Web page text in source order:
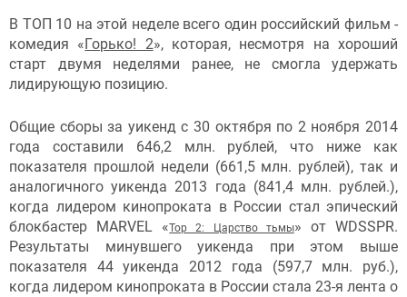
В ТОП 10 на этой неделе всего один российский фильм -
комедия «Горько! 2», которая, несмотря на хороший
старт двумя неделями ранее, не смогла удержать
лидирующую позицию.
Общие сборы за уикенд с 30 октября по 2 ноября 2014
года составили 646,2 млн. рублей, что ниже как
показателя прошлой недели (661,5 млн. рублей), так и
аналогичного уикенда 2013 года (841,4 млн. рублей.),
когда лидером кинопроката в России стал эпический
блокбастер MARVEL «Тор 2: Царство тьмы» от WDSSPR.
Результаты минувшего уикенда при этом выше
показателя 44 уикенда 2012 года (597,7 млн. руб.),
когда лидером кинопроката в России стала 23-я лента о